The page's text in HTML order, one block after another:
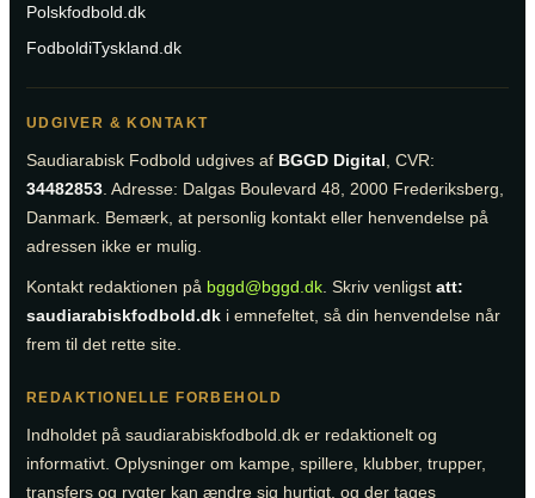
Polskfodbold.dk
FodboldiTyskland.dk
UDGIVER & KONTAKT
Saudiarabisk Fodbold udgives af BGGD Digital, CVR:
34482853. Adresse: Dalgas Boulevard 48, 2000 Frederiksberg,
Danmark. Bemærk, at personlig kontakt eller henvendelse på
adressen ikke er mulig.
Kontakt redaktionen på bggd@bggd.dk. Skriv venligst att:
saudiarabiskfodbold.dk i emnefeltet, så din henvendelse når
frem til det rette site.
REDAKTIONELLE FORBEHOLD
Indholdet på saudiarabiskfodbold.dk er redaktionelt og
informativt. Oplysninger om kampe, spillere, klubber, trupper,
transfers og rygter kan ændre sig hurtigt, og der tages